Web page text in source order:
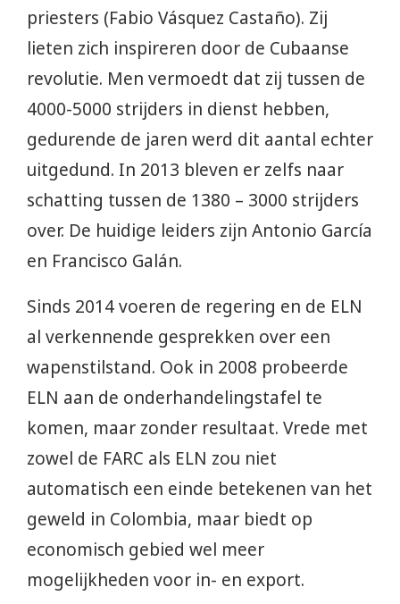
priesters (Fabio Vásquez Castaño). Zij
lieten zich inspireren door de Cubaanse
revolutie. Men vermoedt dat zij tussen de
4000-5000 strijders in dienst hebben,
gedurende de jaren werd dit aantal echter
uitgedund. In 2013 bleven er zelfs naar
schatting tussen de 1380 – 3000 strijders
over. De huidige leiders zijn Antonio García
en Francisco Galán.
Sinds 2014 voeren de regering en de ELN
al verkennende gesprekken over een
wapenstilstand. Ook in 2008 probeerde
ELN aan de onderhandelingstafel te
komen, maar zonder resultaat. Vrede met
zowel de FARC als ELN zou niet
automatisch een einde betekenen van het
geweld in Colombia, maar biedt op
economisch gebied wel meer
mogelijkheden voor in- en export.